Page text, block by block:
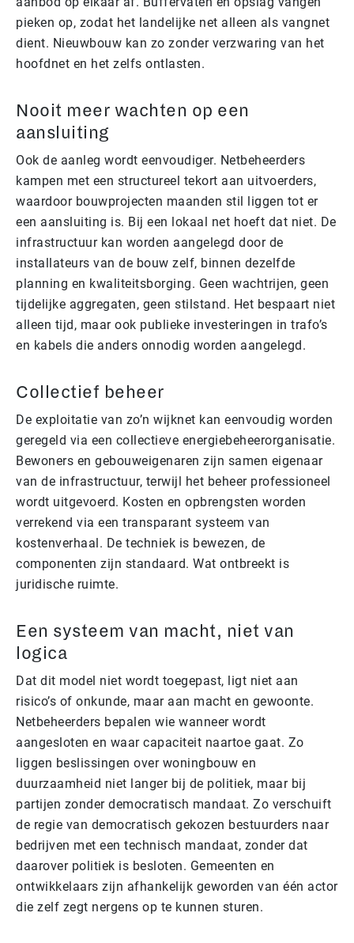
pieken op, zodat het landelijke net alleen als vangnet
dient. Nieuwbouw kan zo zonder verzwaring van het
hoofdnet en het zelfs ontlasten.
Nooit meer wachten op een
aansluiting
Ook de aanleg wordt eenvoudiger. Netbeheerders
kampen met een structureel tekort aan uitvoerders,
waardoor bouwprojecten maanden stil liggen tot er
een aansluiting is. Bij een lokaal net hoeft dat niet. De
infrastructuur kan worden aangelegd door de
installateurs van de bouw zelf, binnen dezelfde
planning en kwaliteitsborging. Geen wachtrijen, geen
tijdelijke aggregaten, geen stilstand. Het bespaart niet
alleen tijd, maar ook publieke investeringen in trafo’s
en kabels die anders onnodig worden aangelegd.
Collectief beheer
De exploitatie van zo’n wijknet kan eenvoudig worden
geregeld via een collectieve energiebeheerorganisatie.
Bewoners en gebouweigenaren zijn samen eigenaar
van de infrastructuur, terwijl het beheer professioneel
wordt uitgevoerd. Kosten en opbrengsten worden
verrekend via een transparant systeem van
kostenverhaal. De techniek is bewezen, de
componenten zijn standaard. Wat ontbreekt is
juridische ruimte.
Een systeem van macht, niet van
logica
Dat dit model niet wordt toegepast, ligt niet aan
risico’s of onkunde, maar aan macht en gewoonte.
Netbeheerders bepalen wie wanneer wordt
aangesloten en waar capaciteit naartoe gaat. Zo
liggen beslissingen over woningbouw en
duurzaamheid niet langer bij de politiek, maar bij
partijen zonder democratisch mandaat. Zo verschuift
de regie van democratisch gekozen bestuurders naar
bedrijven met een technisch mandaat, zonder dat
daarover politiek is besloten. Gemeenten en
ontwikkelaars zijn afhankelijk geworden van één actor
die zelf zegt nergens op te kunnen sturen.